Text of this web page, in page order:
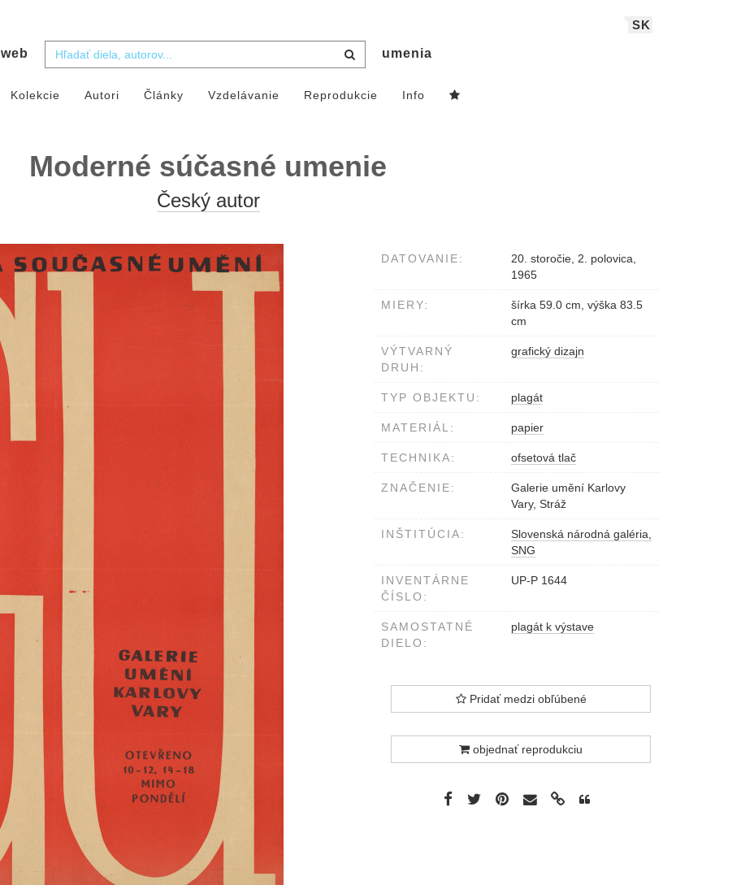
SK
web umenia
Kolekcie Autori Články Vzdelávanie Reprodukcie Info
Moderné súčasné umenie
Český autor
DATOVANIE:
20. storočie, 2. polovica,
1965
MIERY:
šírka 59.0 cm, výška 83.5
cm
VÝTVARNÝ
DRUH:
grafický dizajn
TYP OBJEKTU: plagát
MATERIÁL: papier
TECHNIKA: ofsetová tlač
ZNAČENIE:
Galerie umění Karlovy
Vary, Stráž
INŠTITÚCIA:
Slovenská národná galéria,
SNG
INVENTÁRNE
ČÍSLO:
UP-P 1644
SAMOSTATNÉ
DIELO:
plagát k výstave
Pridať medzi obľúbené
objednať reprodukciu